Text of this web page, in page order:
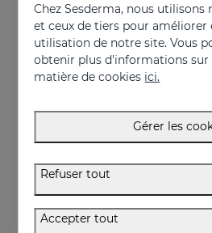
Acheter
Chez Sesderma, nous utilisons
et ceux de tiers pour améliorer
utilisation de notre site. Vous
obtenir plus d'informations
matière de cookies ici.
Gérer les
Refuser tout
Accepter tout